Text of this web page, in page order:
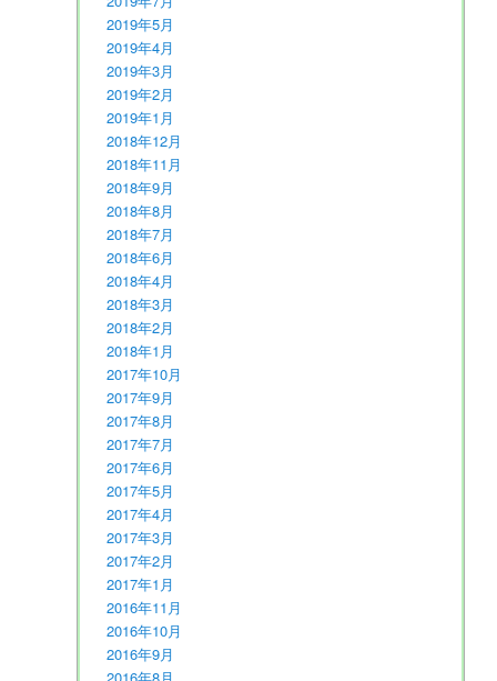
2019年5月
2019年4月
2019年3月
2019年2月
2019年1月
2018年12月
2018年11月
2018年9月
2018年8月
2018年7月
2018年6月
2018年4月
2018年3月
2018年2月
2018年1月
2017年10月
2017年9月
2017年8月
2017年7月
2017年6月
2017年5月
2017年4月
2017年3月
2017年2月
2017年1月
2016年11月
2016年10月
2016年9月